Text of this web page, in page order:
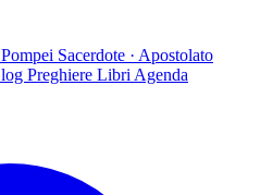
Sacerdote · Apostolato
Preghiere Libri Agenda